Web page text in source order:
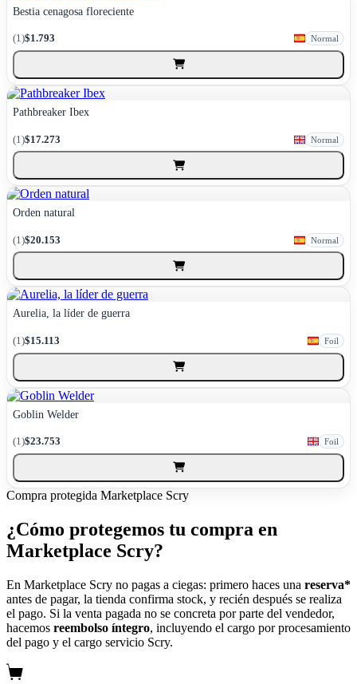
Bestia cenagosa floreciente
(1)$1.793 Normal
Pathbreaker Ibex
(1)$17.273 Normal
Orden natural
(1)$20.153 Normal
Aurelia, la líder de guerra
(1)$15.113 Foil
Goblin Welder
(1)$23.753 Foil
Compra protegida Marketplace Scry
¿Cómo protegemos tu compra en
Marketplace Scry?
En Marketplace Scry no pagas a ciegas: primero haces una reserva*
antes de pagar, la tienda confirma stock, y recién después se realiza
el pago. Si la venta pagada no se concreta por parte del vendedor,
hacemos reembolso íntegro, incluyendo el cargo por procesamiento
del pago y el cargo servicio Scry.